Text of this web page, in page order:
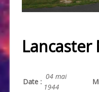
Lancaster
Date :
04 mai
1944